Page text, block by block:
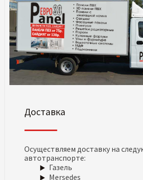
Доставка
Осуществляем доставку на
автотранспорте:
Газель
Mersedes